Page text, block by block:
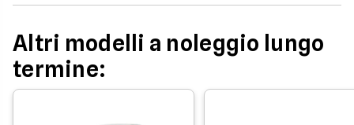
Altri modelli a noleggio lungo
termine: